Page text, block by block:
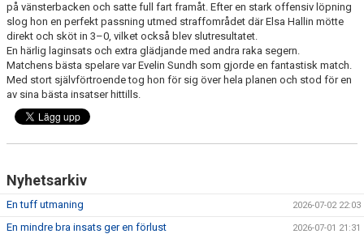
på vänsterbacken och satte full fart framåt. Efter en stark offensiv löpning
slog hon en perfekt passning utmed straffområdet där Elsa Hallin mötte
direkt och sköt in 3–0, vilket också blev slutresultatet.
En härlig laginsats och extra glädjande med andra raka segern.
Matchens bästa spelare var Evelin Sundh som gjorde en fantastisk match.
Med stort självförtroende tog hon för sig över hela planen och stod för en
av sina bästa insatser hittills.
Nyhetsarkiv
En tuff utmaning 2026-07-02 22:03
En mindre bra insats ger en förlust 2026-07-01 21:31